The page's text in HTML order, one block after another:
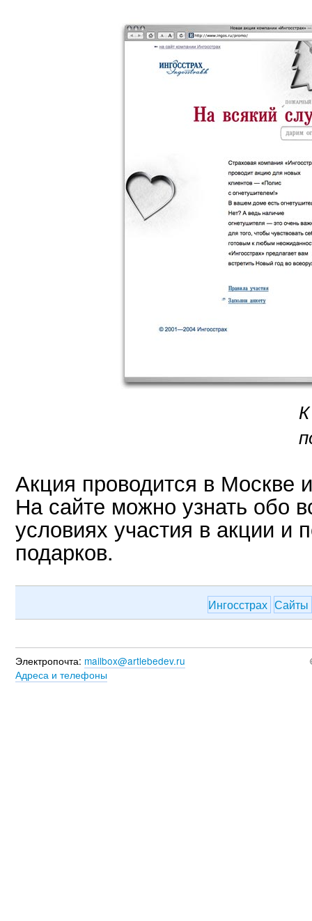
Акция проводится в Москве
На сайте можно узнать обо
условиях участия в акции и
подарков.
Ингосстрах Сайты
Электропочта: mailbox@artlebedev.ru
Адреса и телефоны